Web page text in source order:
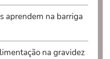
aprendem na barriga
na gravidez